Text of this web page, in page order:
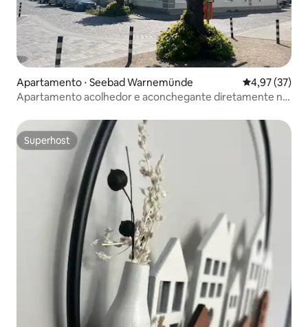
Apartamento ⋅ Seebad Warnemünde 4,97 de uma
4,97 (37)
Apartamento acolhedor e aconchegante diretamente no
Superhost
Superhost